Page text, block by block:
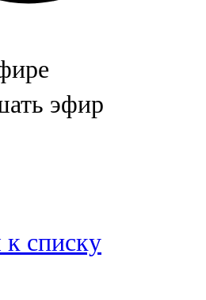
эфир
к списку